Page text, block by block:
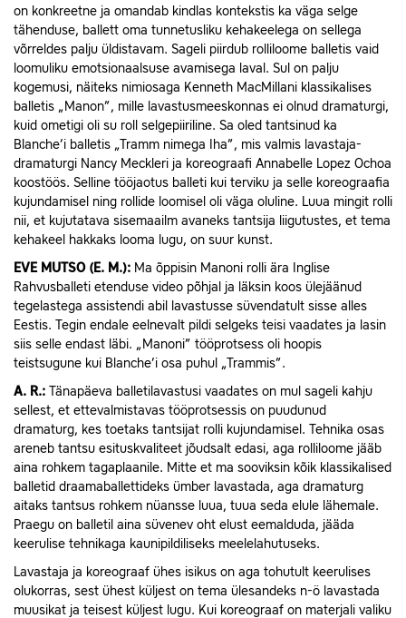
on konkreetne ja omandab kindlas kontekstis ka väga selge
tähenduse, ballett oma tunnetusliku kehakeelega on sellega
võrreldes palju üldistavam. Sageli piirdub rolliloome balletis vaid
loomuliku emotsionaalsuse avamisega laval. Sul on palju
kogemusi, näiteks nimiosaga Kenneth MacMillani klassikalises
balletis „Manon”, mille lavastusmeeskonnas ei olnud dramaturgi,
kuid ometigi oli su roll selgepiiriline. Sa oled tantsinud ka
Blanche’i balletis „Tramm nimega Iha”, mis valmis lavastaja-
dramaturgi Nancy Meckleri ja koreograafi Annabelle Lopez Ochoa
koostöös. Selline tööjaotus balleti kui terviku ja selle koreograafia
kujundamisel ning rollide loomisel oli väga oluline. Luua mingit rolli
nii, et kujutatava sisemaailm avaneks tantsija liigutustes, et tema
kehakeel hakkaks looma lugu, on suur kunst.
EVE MUTSO (E. M.): Ma õppisin Manoni rolli ära Inglise
Rahvusballeti etenduse video põhjal ja läksin koos ülejäänud
tegelastega assistendi abil lavastusse süvendatult sisse alles
Eestis. Tegin endale eelnevalt pildi selgeks teisi vaadates ja lasin
siis selle endast läbi. „Manoni” tööprotsess oli hoopis
teistsugune kui Blanche’i osa puhul „Trammis”.
A. R.: Tänapäeva balletilavastusi vaadates on mul sageli kahju
sellest, et ettevalmistavas tööprotsessis on puudunud
dramaturg, kes toetaks tantsijat rolli kujundamisel. Tehnika osas
areneb tantsu esituskvaliteet jõudsalt edasi, aga rolliloome jääb
aina rohkem tagaplaanile. Mitte et ma sooviksin kõik klassikalised
balletid draamaballettideks ümber lavastada, aga dramaturg
aitaks tantsus rohkem nüansse luua, tuua seda elule lähemale.
Praegu on balletil aina süvenev oht elust eemalduda, jääda
keerulise tehnikaga kaunipildiliseks meelelahutuseks.
Lavastaja ja koreograaf ühes isikus on aga tohutult keerulises
olukorras, sest ühest küljest on tema ülesandeks n-ö lavastada
muusikat ja teisest küljest lugu. Kui koreograaf on materjali valiku